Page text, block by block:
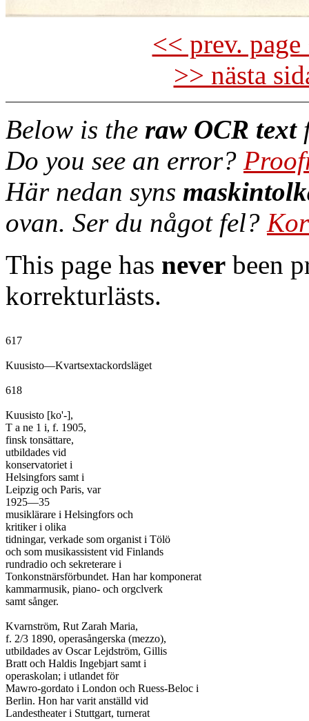
<< prev.
>> nästa
Below is the raw OCR text
Do you see an error?
Här nedan syns
ovan. Ser du något fel?
This page has never been
korrekturlästs.
617
Kuusisto—Kvartsextackordsläget
618
Kuusisto [ko'-],
T a ne 1 i, f. 1905,
finsk tonsättare,
utbildades vid
konservatoriet i
Helsingfors samt i
Leipzig och Paris, var
1925—35
musiklärare i Helsingfors och
kritiker i olika
tidningar, verkade som organist i Tölö
och som musikassistent vid Finlands
rundradio och sekreterare i
Tonkonstnärsförbundet. Han har komponerat
kammarmusik, piano- och orgclverk
samt sånger.
Kvarnström, Rut Zarah Maria,
f. 2/3 1890, operasångerska (mezzo),
utbildades av Oscar Lejdström, Gillis
Bratt och Haldis Ingebjart samt i
operaskolan; i utlandet för
Mawro-gordato i London och Ruess-Beloc i
Berlin. Hon har varit anställd vid
Landestheater i Stuttgart, turnerat